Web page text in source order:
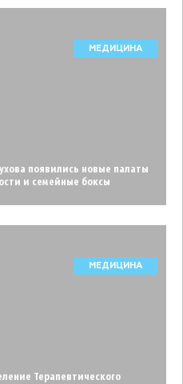
МЕДИЦИНА
появились новые палаты
и семейные боксы
МЕДИЦИНА
Терапевтического